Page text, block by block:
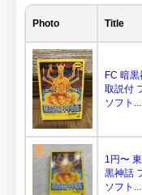
Photo Title
FC 暗黒
取説付
ソフト...
1円〜
黒神話
ソフト...